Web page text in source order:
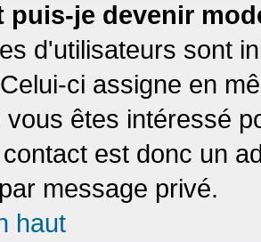
puis-je devenir
d'utilisateurs sont
ci assigne en
vous êtes intéressé
est donc un
message privé.
haut